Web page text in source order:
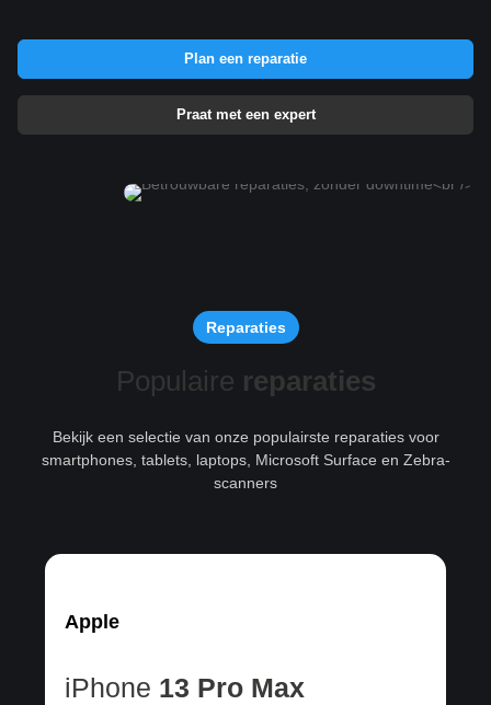
Plan een reparatie
Praat met een expert
Reparaties
Populaire reparaties
Bekijk een selectie van onze populairste reparaties voor
smartphones, tablets, laptops, Microsoft Surface en Zebra-
scanners
Apple
iPhone 13 Pro Max